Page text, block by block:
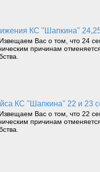
КС "Шапкина"
Вас о том, что 24
причинам
КС "Шапкина" 22 и 23
Вас о том, что 22
причинам